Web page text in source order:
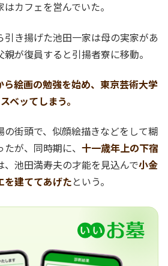
カフェを営んでいた。
き揚げた池田一家は母の実家があ
が復員すると引揚者寮に移動。
ら絵画の勉強を始め、東京芸術大学
ベッてしまう。
の街頭で、似顔絵描きなどをして糊
が、同時期に、 十一歳年上の下宿
、池田満寿夫の才能を見込んで小金
を建ててあげたという。